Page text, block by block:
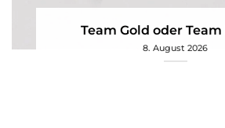
Team Gold oder
8. August 2026